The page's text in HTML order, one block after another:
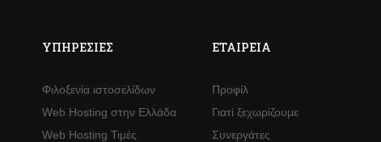
ΥΠΗΡΕΣΊΕΣ
Φιλοξενία ιστοσελίδων
Web Hosting στην Ελλάδα
Web Hosting Τιμές
ΕΤΑΙΡΕΊΑ
Προφίλ
Γιατί ξεχωρίζουμε
Συνεργάτες